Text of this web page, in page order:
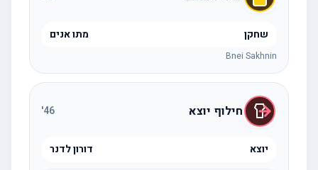
שחקן מתו אנים
Bnei Sakhnin
חילוף יוצא 46
'
יוצא דורון לדנר